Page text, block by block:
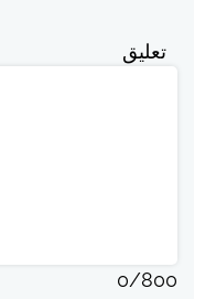
تعليق
0/800